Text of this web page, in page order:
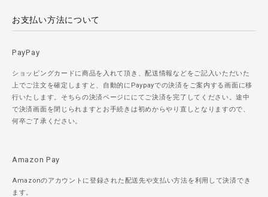
お支払い方法について
PayPay
ショッピングカードに商品を入れて頂き、配送情報などをご記入いただいた
上でご注文を確定しますと、自動的にPaypayでの決済をご案内する画面に移
行いたします。そちらの決済ページににてご決済を完了してください。途中
で決済画面を閉じられますとお手続きは初めからやり直しとなりますので、
何卒ご了承ください。
Amazon Pay
Amazonのアカウントに登録された配送先や支払い方法を利用して決済でき
ます。